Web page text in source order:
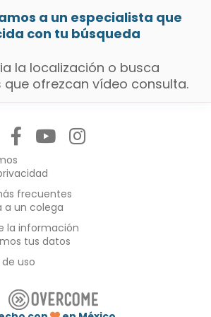
a un especialista que
con tu búsqueda
la localización o busca
que ofrezcan vídeo consulta.
frecuentes
a un colega
la información
tus datos
uso